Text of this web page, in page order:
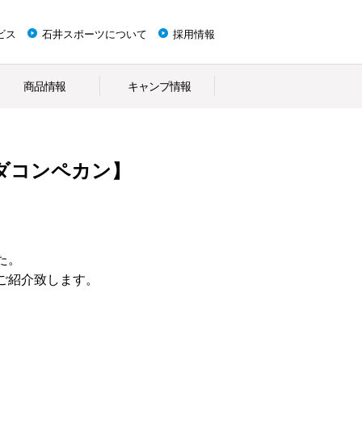
ス 石井スポーツについて 採用情報
商品情報 キャンプ情報
ンペカン】
介致します。